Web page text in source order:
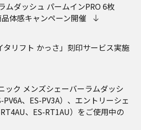
ムダッシュ パームインPRO 6枚
体感キャンペーン開催
リフト かっさ」刻印サービス実施
ック メンズシェーバーラムダッシ
、ES-PV3A）、エントリーシェ
、ES-RT1AU）をご使用中の